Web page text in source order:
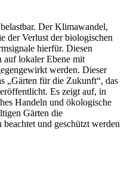
Der Klimawandel,
der Verlust der biologischen
hierfür. Diesen
auf lokaler Ebene mit
werden. Dieser
„Gärten für die Zukunft“, das
Es zeigt auf, in
Handeln und ökologische
Gärten die
beachtet und geschützt werden